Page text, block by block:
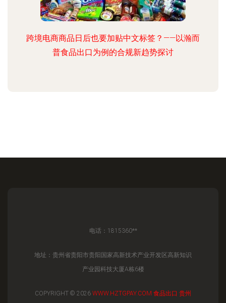
跨境电商商品日后也要加贴中文标签？——以瀚而
普食品出口为例的合规新趋势探讨
电话：1815360**
地址：贵州省贵阳市贵阳国家高新技术产业开发区高新知识
产业园科技大厦A栋6楼
COPYRIGHT © 2026 WWW.HZTGPAY.COM 食品出口 贵州